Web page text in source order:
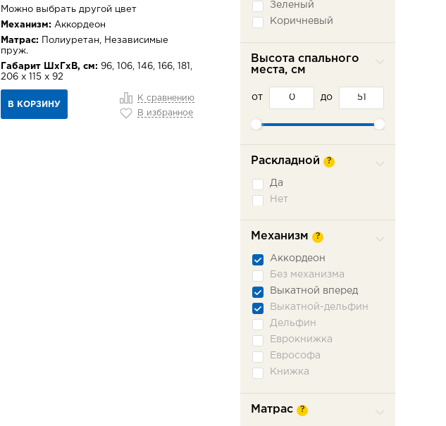
Можно выбрать другой цвет
Механизм: Аккордеон
Матрас: Полиуретан, Независимые
пруж.
Габарит ШхГхВ, см: 96, 106, 146, 166, 181,
206 х 115 х 92
В КОРЗИНУ
К сравнению
В избранное
Зеленый
Коричневый
Розовый
Серый
Синий
Высота спального
места, см
от до
Раскладной ?
Да
Нет
Механизм ?
Аккордеон
Без механизма
Выкатной вперед
Выкатной-дельфин
Дельфин
Еврокнижка
Еврософа
Книжка
Малютка
Матрас ?